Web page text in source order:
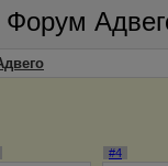
#4